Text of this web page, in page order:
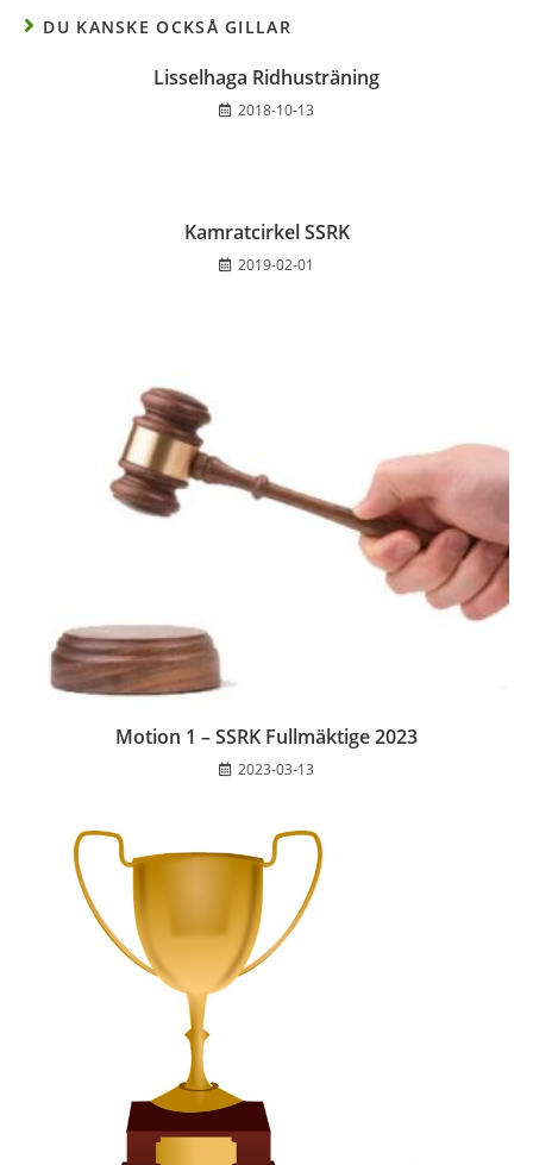
DU KANSKE OCKSÅ GILLAR
Lisselhaga Ridhusträning
2018-10-13
Kamratcirkel SSRK
2019-02-01
Motion 1 – SSRK Fullmäktige 2023
2023-03-13